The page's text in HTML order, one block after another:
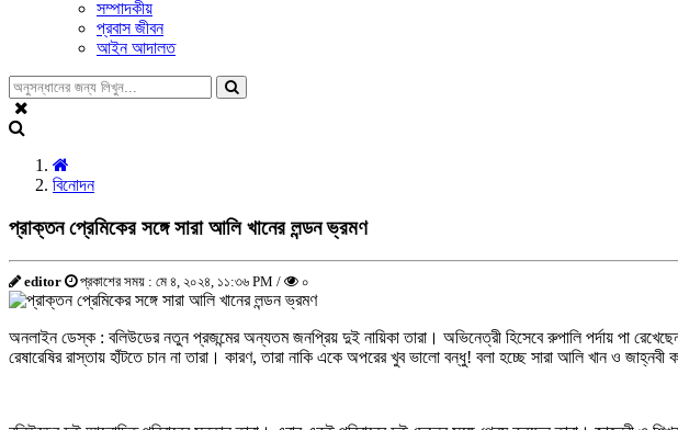
সম্পাদকীয়
প্রবাস জীবন
আইন আদালত
বিনোদন
প্রাক্তন প্রেমিকের সঙ্গে সারা আলি খানের লন্ডন ভ্রমণ
editor প্রকাশের সময় : মে ৪, ২০২৪, ১১:৩৬ PM / ০
অনলাইন ডেস্ক : বলিউডের নতুন প্রজন্মের অন্যতম জনপ্রিয় দুই নায়িকা তারা। অভিনেত্রী হিসেবে রুপালি পর্দায় পা
রেষারেষির রাস্তায় হাঁটতে চান না তারা। কারণ, তারা নাকি একে অপরের খুব ভালো বন্ধু! বলা হচ্ছে সারা আলি খান ও জাহ্নবী